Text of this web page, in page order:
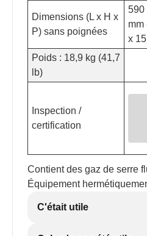
Dimensions (L x H x
P) sans poignées
590
mm
x
Poids : 18,9 kg (41,7
lb)
Inspection /
certification
Contient des gaz de serre
Équipement
C'était utile